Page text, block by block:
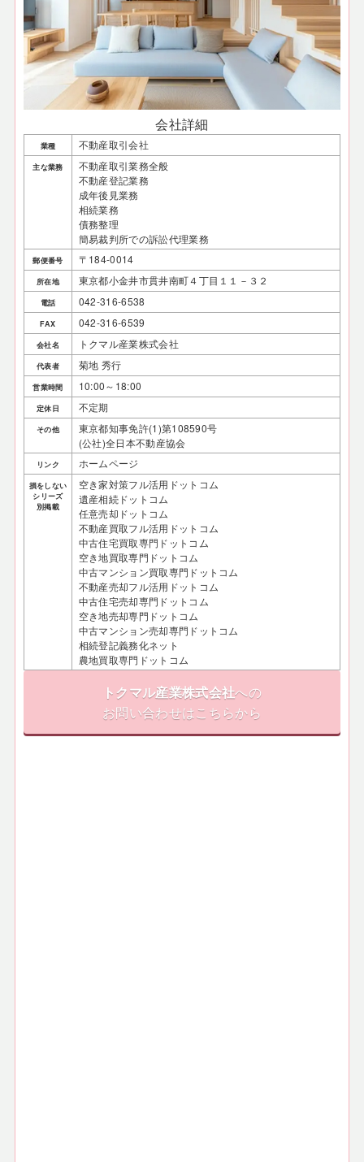
会社詳細
業種 不動産取引会社
主な業務
不動産取引業務全般
不動産登記業務
成年後見業務
相続業務
債務整理
簡易裁判所での訴訟代理業務
郵便番号 〒184-0014
所在地 東京都小金井市貫井南町４丁目１１－３２
電話 042-316-6538
FAX 042-316-6539
会社名 トクマル産業株式会社
代表者 菊地 秀行
営業時間 10:00～18:00
定休日 不定期
その他
東京都知事免許(1)第108590号
(公社)全日本不動産協会
リンク ホームページ
損をしない
シリーズ
別掲載
空き家対策フル活用ドットコム
遺産相続ドットコム
任意売却ドットコム
不動産買取フル活用ドットコム
中古住宅買取専門ドットコム
空き地買取専門ドットコム
中古マンション買取専門ドットコム
不動産売却フル活用ドットコム
中古住宅売却専門ドットコム
空き地売却専門ドットコム
中古マンション売却専門ドットコム
相続登記義務化ネット
農地買取専門ドットコム
トクマル産業株式会社への
お問い合わせはこちらから